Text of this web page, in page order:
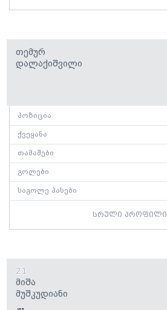
Თემურ
Დალაქიშვილი
პოზიცია
ქვეყანა
თამაშები
გოლები
საგოლე პასები
სრული პროფილი
21
Მიშა
Მუშკუდიანი